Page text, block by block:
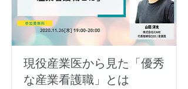
現役産業医から見た「優秀
な産業看護職」とは